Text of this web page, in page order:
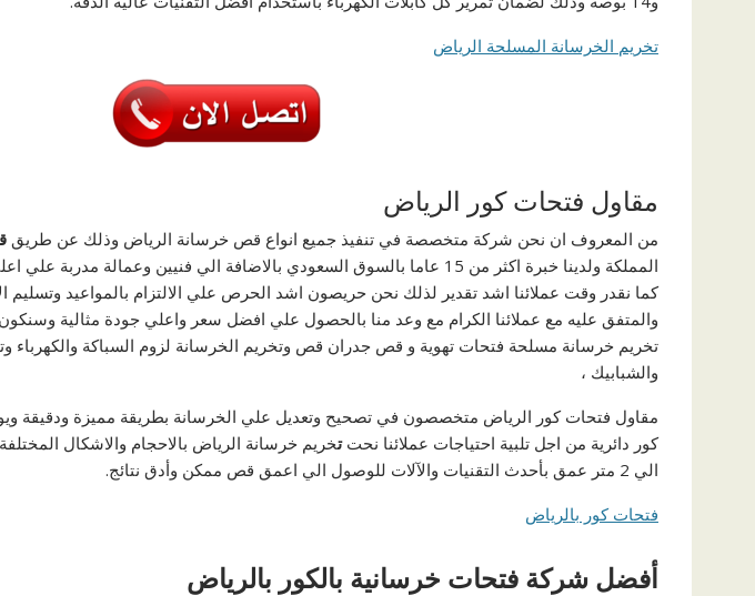
تخريم الخرسانة المسلحة الرياض
مقاول فتحات كور الرياض
من المعروف ان نحن شركة متخصصة في تنفيذ جميع انواع قص خرسانة الرياض وذلك عن طريق
المملكة ولدينا خبرة اكثر من 15 عاما بالسوق السعودي بالاضافة الي فنيين وعمالة
كما نقدر وقت عملائنا اشد تقدير لذلك نحن حريصون اشد الحرص علي الالتزام بالمواعيد وتسليم
والمتفق عليه مع عملائنا الكرام مع وعد منا بالحصول علي افضل سعر واعلي جودة مثالية
تخريم خرسانة مسلحة فتحات تهوية و قص جدران قص وتخريم الخرسانة لزوم السباكة والكهرباء
والشبابيك ،
مقاول فتحات كور الرياض متخصصون في تصحيح وتعديل علي الخرسانة بطريقة مميزة ودقيقة
كور دائرية من اجل تلبية احتياجات عملائنا نحتتخريم خرسانة الرياض بالاحجام والاشكال
الي 2 متر عمق بأحدث التقنيات والآلات للوصول الي اعمق قص ممكن وأدق نتائج.
فتحات كور بالرياض
أفضل شركة فتحات خرسانية بالكور بالرياض